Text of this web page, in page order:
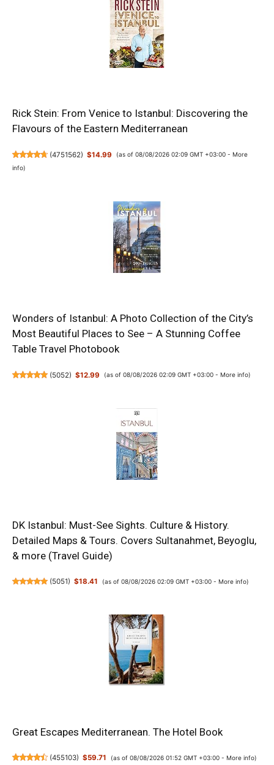
Rick Stein: From Venice to Istanbul: Discovering the
Flavours of the Eastern Mediterranean
(4751562) $14.99 (as of 08/08/2026 02:09 GMT +03:00 - More
info)
Wonders of Istanbul: A Photo Collection of the City’s
Most Beautiful Places to See – A Stunning Coffee
Table Travel Photobook
(5052) $12.99 (as of 08/08/2026 02:09 GMT +03:00 - More info)
DK Istanbul: Must-See Sights. Culture & History.
Detailed Maps & Tours. Covers Sultanahmet, Beyoglu,
& more (Travel Guide)
(5051) $18.41 (as of 08/08/2026 02:09 GMT +03:00 - More info)
Great Escapes Mediterranean. The Hotel Book
(455103) $59.71 (as of 08/08/2026 01:52 GMT +03:00 - More info)